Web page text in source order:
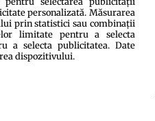
Setări Cookies
personalizată. Măsurarea
prin statistici sau combinații
limitate pentru a selecta
a selecta publicitatea. Date
dispozitivului.